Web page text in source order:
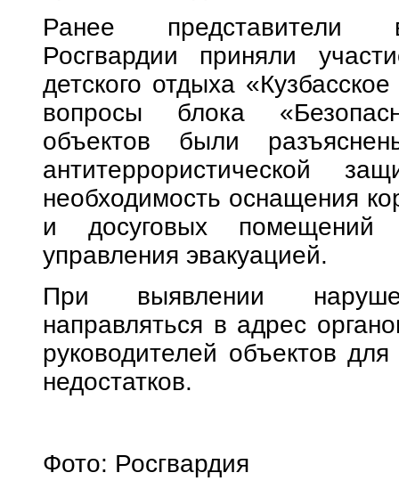
Ранее представители
Росгвардии приняли
детского отдыха
вопросы блока
объектов были
антитеррористической
необходимость оснащения
и досуговых
управления эвакуацией.
При выявлении
направляться в адрес
руководителей объектов
недостатков.
Фото: Росгвардия